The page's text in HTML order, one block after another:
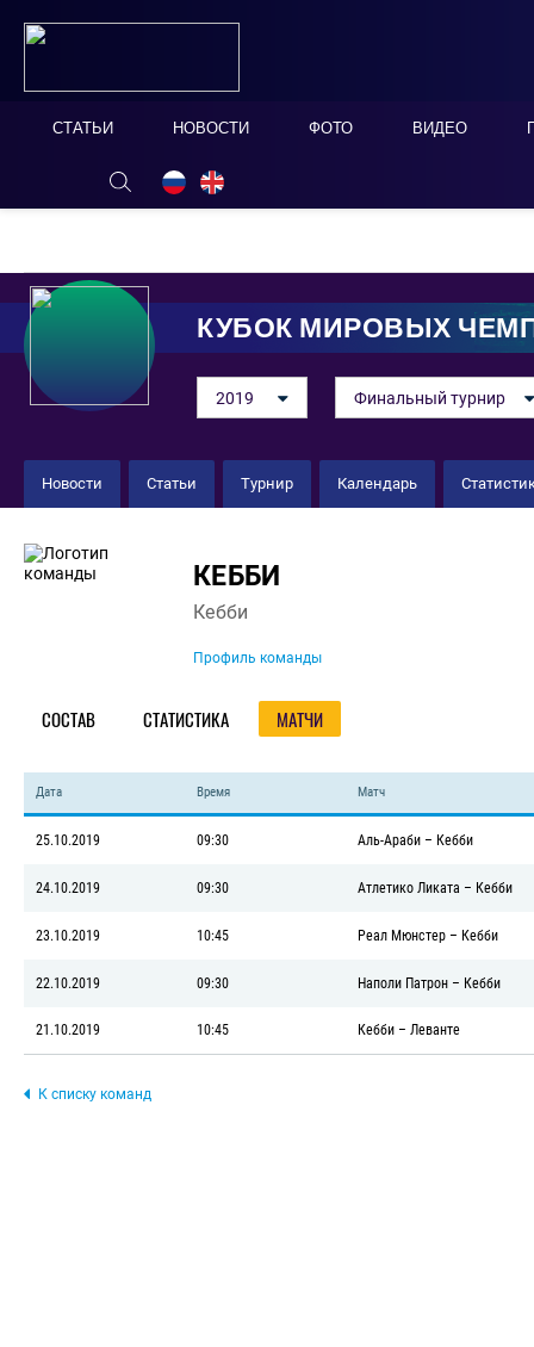
СТАТЬИ НОВОСТИ ФОТО ВИДЕО
ОНЛАЙН ТАБЛО СКРЫТЬ
КУБОК МИРОВЫХ
2019 Финальный турнир
Новости Статьи Турнир Календарь
Команда
КЕББИ
Кебби
Профиль команды
СОСТАВ СТАТИСТИКА МАТЧИ
Дата Время Матч
25.10.2019 09:30 Аль-Араби – Кебби
24.10.2019 09:30 Атлетико Ликата – Кебби
23.10.2019 10:45 Реал Мюнстер – Кебби
22.10.2019 09:30 Наполи Патрон – Кебби
21.10.2019 10:45 Кебби – Леванте
К списку команд